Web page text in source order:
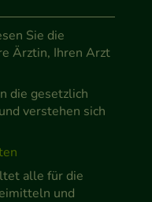
Sie die
Ärztin, Ihren Arzt
die gesetzlich
verstehen sich
alle für die
und